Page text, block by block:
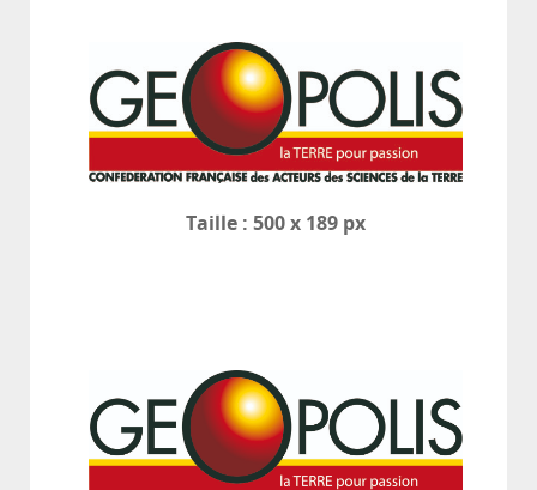
Taille : 500 x 189 px